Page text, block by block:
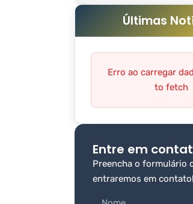
Últimas
Erro ao carregar
to fetch
Entre em
Preencha o formulário
entraremos em contato!